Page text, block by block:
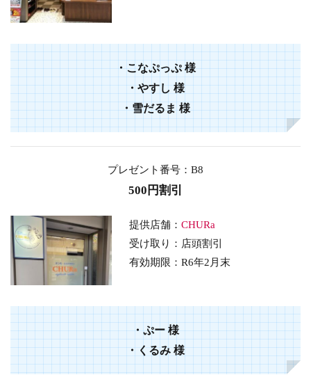
・こなぷっぷ様
・やすし様
・雪だるま様
プレゼント番号：B8
500円割引
提供店舗：CHURa
受け取り：店頭割引
有効期限：R6年2月末
・ぷー様
・くるみ様